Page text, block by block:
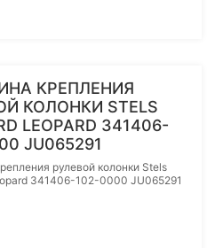
КРЕПЛЕНИЯ
КОЛОНКИ STELS
LEOPARD 341406-
JU065291
рулевой колонки Stels
341406-102-0000 JU065291